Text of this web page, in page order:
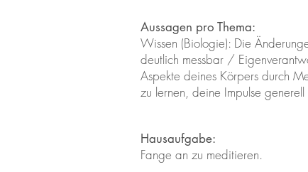
Aussagen pro Thema:
Wissen (Biologie): Die
deutlich messbar /
Aspekte deines Körpers durch
zu lernen, deine Impulse generell
Hausaufgabe:
Fange an zu meditieren.